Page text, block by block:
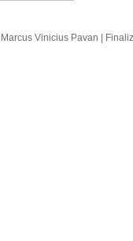
Marcus Vinicius Pavan |